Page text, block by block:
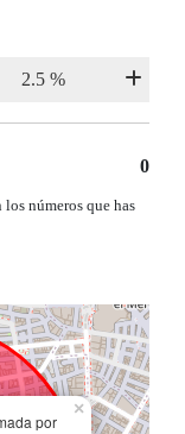
0
números que has
por
×